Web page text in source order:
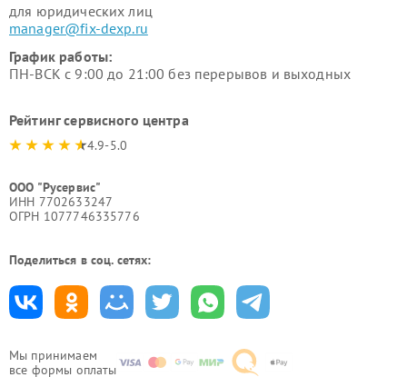
Мы принимаем
все формы оплаты
для юридических лиц
manager@fix-dexp.ru
График работы:
ПН-ВСК с 9:00 до 21:00 без перерывов и выходных
Рейтинг сервисного центра
4.9-5.0
ООО "Русервис"
ИНН 7702633247
ОГРН 1077746335776
Поделиться в соц. сетях: